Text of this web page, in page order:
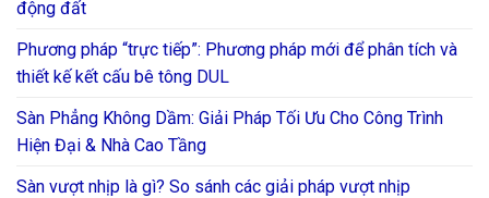
động đất
Phương pháp “trực tiếp”: Phương pháp mới để phân tích và
thiết kế kết cấu bê tông DUL
Sàn Phẳng Không Dầm: Giải Pháp Tối Ưu Cho Công Trình
Hiện Đại & Nhà Cao Tầng
Sàn vượt nhịp là gì? So sánh các giải pháp vượt nhịp